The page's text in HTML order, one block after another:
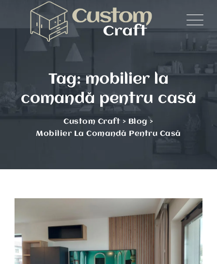
content
Tag: mobilier la
comandă pentru casă
Custom Craft > Blog >
Mobilier La Comandă Pentru Casă